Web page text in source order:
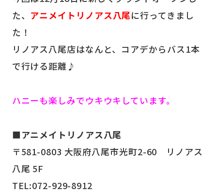
た、 アニメイトリノアス八尾に行ってきまし
た！
リノアス八尾店はなんと、コアデからバス1本
で行ける距離♪
ハニーも楽しみでウキウキしています。
■アニメイトリノアス八尾
〒581-0803 大阪府八尾市光町2-60 リノアス
八尾 5F
TEL:072-929-8912